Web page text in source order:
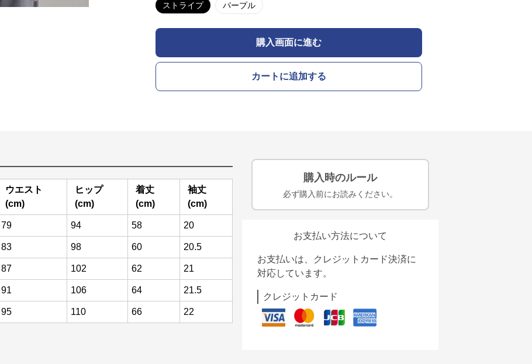
ストライプ パープル
購入画面に進む
カートに追加する
ウエスト
(cm)
ヒップ
(cm)
着丈
(cm)
袖丈
(cm)
79 94 58 20
83 98 60 20.5
87 102 62 21
91 106 64 21.5
95 110 66 22
購入時のルール
必ず購入前にお読みください。
お支払い方法について
お支払いは、クレジットカード決済に
対応しています。
クレジットカード